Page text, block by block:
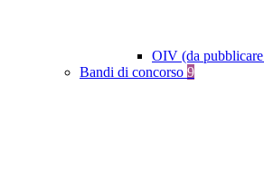
OIV (da
Bandi di concorso 9